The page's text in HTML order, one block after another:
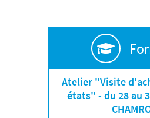
Atelier "Visite
états" - du 28 au